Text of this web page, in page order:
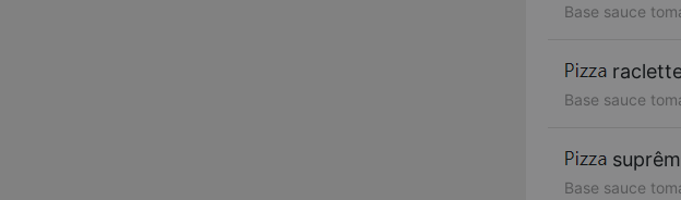
Base sauce
Base sauce
Base sauce